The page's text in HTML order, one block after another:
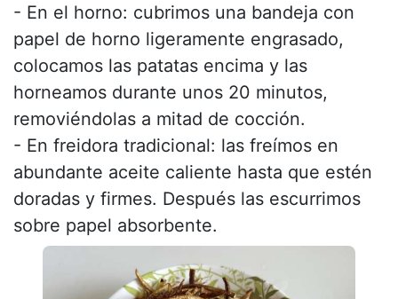
- En el horno: cubrimos una bandeja con
papel de horno ligeramente engrasado,
colocamos las patatas encima y las
horneamos durante unos 20 minutos,
removiéndolas a mitad de cocción.
- En freidora tradicional: las freímos en
abundante aceite caliente hasta que estén
doradas y firmes. Después las escurrimos
sobre papel absorbente.